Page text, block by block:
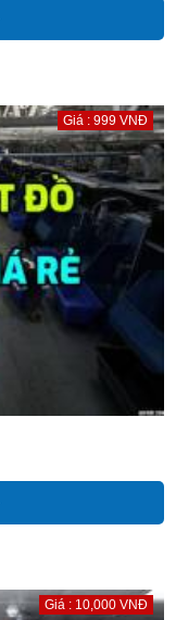
Giá : 999 VNĐ
Giá : 10,000 VNĐ